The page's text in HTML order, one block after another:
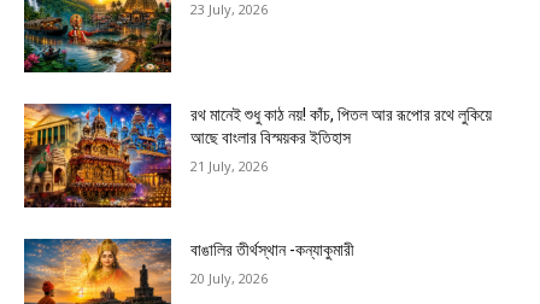
23 July, 2026
রথ মানেই শুধু কাঠ নয়! কাঁচ, পিতল আর রূপোর রথে লুকিয়ে
আছে বাংলার বিস্ময়কর ইতিহাস
21 July, 2026
বাঙালির তীর্থস্থান -কন্যাকুমারী
20 July, 2026